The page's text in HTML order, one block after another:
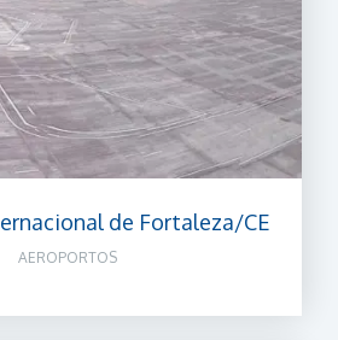
de Fortaleza/CE
AEROPORTOS